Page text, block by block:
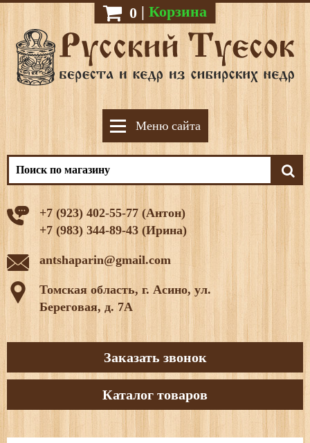
0 | Корзина
Меню сайта
+7 (923) 402-55-77 (Антон)
+7 (983) 344-89-43 (Ирина)
antshaparin@gmail.com
Томская область, г. Асино, ул.
Береговая, д. 7А
Заказать звонок
Каталог товаров